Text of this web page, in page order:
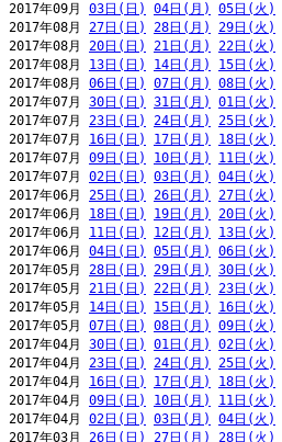
2017年09月 03日(日) 04日(月) 05日(火)
2017年08月 27日(日) 28日(月) 29日(火)
2017年08月 20日(日) 21日(月) 22日(火)
2017年08月 13日(日) 14日(月) 15日(火)
2017年08月 06日(日) 07日(月) 08日(火)
2017年07月 30日(日) 31日(月) 01日(火)
2017年07月 23日(日) 24日(月) 25日(火)
2017年07月 16日(日) 17日(月) 18日(火)
2017年07月 09日(日) 10日(月) 11日(火)
2017年07月 02日(日) 03日(月) 04日(火)
2017年06月 25日(日) 26日(月) 27日(火)
2017年06月 18日(日) 19日(月) 20日(火)
2017年06月 11日(日) 12日(月) 13日(火)
2017年06月 04日(日) 05日(月) 06日(火)
2017年05月 28日(日) 29日(月) 30日(火)
2017年05月 21日(日) 22日(月) 23日(火)
2017年05月 14日(日) 15日(月) 16日(火)
2017年05月 07日(日) 08日(月) 09日(火)
2017年04月 30日(日) 01日(月) 02日(火)
2017年04月 23日(日) 24日(月) 25日(火)
2017年04月 16日(日) 17日(月) 18日(火)
2017年04月 09日(日) 10日(月) 11日(火)
2017年04月 02日(日) 03日(月) 04日(火)
2017年03月 26日(日) 27日(月) 28日(火)